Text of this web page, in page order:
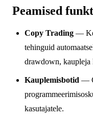
Peamised
Copy Trading —
tehinguid
drawdown, kaupleja
Kauplemisbotid —
kasutajatele.